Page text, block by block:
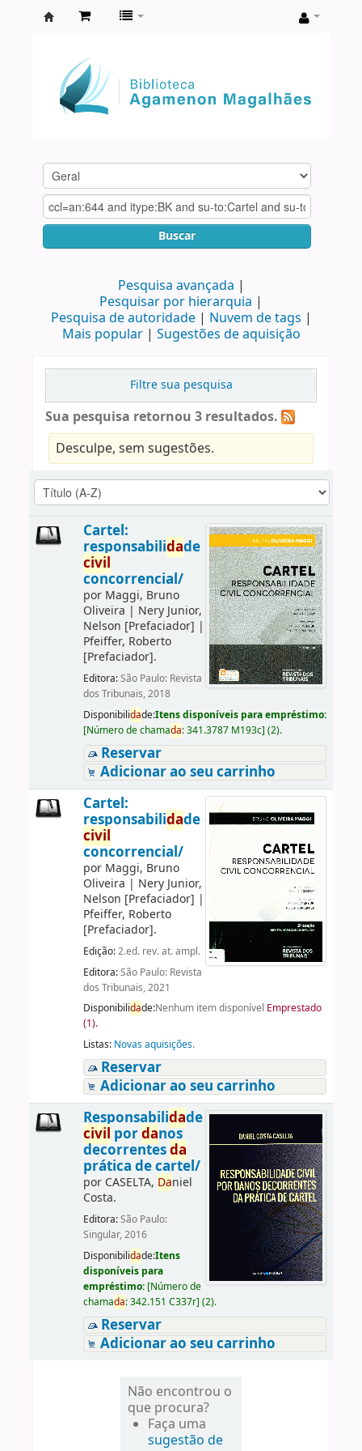
Agamenon
Magalhães
Buscar
Pesquisa avançada
Pesquisar por hierarquia
Pesquisa de autoridade
Nuvem de tags
Mais popular
Sugestões de aquisição
Filtre sua pesquisa
Sua pesquisa retornou 3 resultados.
Desculpe, sem sugestões.
Cartel:
responsabilidade
civil
concorrencial/
por Maggi, Bruno
Oliveira | Nery Junior,
Nelson [Prefaciador] |
Pfeiffer, Roberto
[Prefaciador].
Editora:São Paulo: Revista
dos Tribunais, 2018
Disponibilidade:Itens disponíveis para empréstimo:
[Número de chamada:341.3787 M193c] (2).
Reservar
Adicionar ao seu carrinho
Cartel:
responsabilidade
civil
concorrencial/
por Maggi, Bruno
Oliveira | Nery Junior,
Nelson [Prefaciador] |
Pfeiffer, Roberto
[Prefaciador].
Edição:2.ed. rev. at. ampl.
Editora:São Paulo: Revista
dos Tribunais, 2021
Disponibilidade:Nenhum item disponível Emprestado
(1).
Listas: Novas aquisições.
Reservar
Adicionar ao seu carrinho
Responsabilidade
civil pordanos
decorrentesda
prática de cartel/
por CASELTA, Daniel
Costa.
Editora:São Paulo:
Singular, 2016
Disponibilidade:Itens
disponíveis para
empréstimo: [Número de
chamada:342.151 C337r] (2).
Reservar
Adicionar ao seu carrinho
Não encontrou o
que procura?
Faça uma
sugestão de